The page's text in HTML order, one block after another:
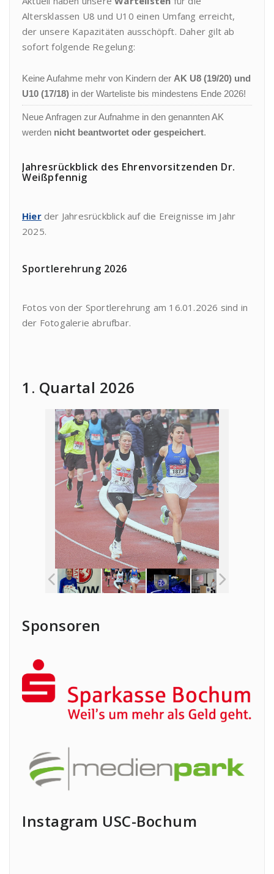
Altersklassen U8 und U10 einen Umfang erreicht,
der unsere Kapazitäten ausschöpft. Daher gilt ab
sofort folgende Regelung:
Keine Aufahme mehr von Kindern der AK U8 (19/20) und
U10 (17/18) in der Warteliste bis mindestens Ende 2026!
Neue Anfragen zur Aufnahme in den genannten AK
werden nicht beantwortet oder gespeichert.
Jahresrückblick des Ehrenvorsitzenden Dr.
Weißpfennig
Hierder Jahresrückblick auf die Ereignisse im Jahr
2025.
Sportlerehrung 2026
Fotos von der Sportlerehrung am 16.01.2026 sind in
der Fotogalerie abrufbar.
1. Quartal 2026
Sponsoren
Instagram USC-Bochum